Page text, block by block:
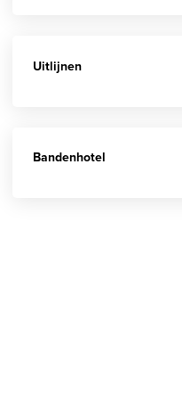
Uitlijnen
Bandenhotel